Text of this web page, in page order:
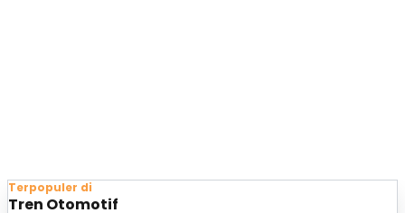
Terpopuler di
Tren Otomotif